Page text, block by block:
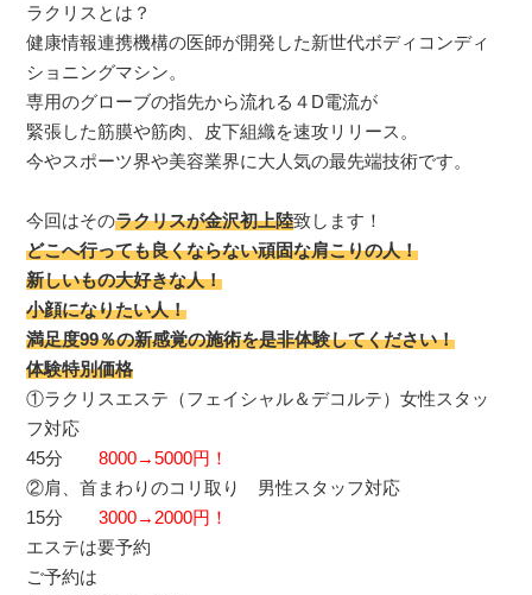
ラクリスとは？
健康情報連携機構の医師が開発した新世代ボディコンディ
ショニングマシン。
専用のグローブの指先から流れる４D電流が
緊張した筋膜や筋肉、皮下組織を速攻リリース。
今やスポーツ界や美容業界に大人気の最先端技術です。
今回はそのラクリスが金沢初上陸致します！
どこへ行っても良くならない頑固な肩こりの人！
新しいもの大好きな人！
小顔になりたい人！
満足度99％の新感覚の施術を是非体験してください！
体験特別価格
①ラクリスエステ（フェイシャル＆デコルテ）女性スタッ
フ対応
45分8000→5000円！
②肩、首まわりのコリ取り 男性スタッフ対応
15分3000→2000円！
エステは要予約
ご予約は